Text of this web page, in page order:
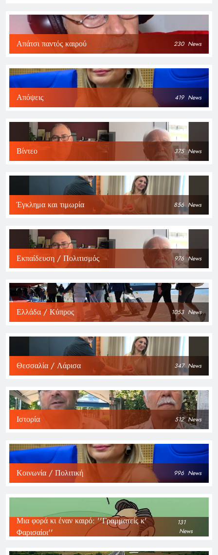
Απάτσι παντός καιρού 230 News
Απόψεις 419 News
Βίντεο 375 News
Έγκλημα και τιμωρία 856 News
Εκπαίδευση / Πολιτισμός 976 News
Ελλάδα / Κύπρος 1053 News
Θεσσαλία / Λάρισα 347 News
Ιστορία 512 News
Κοινωνία / Πολιτική 996 News
Μια φορά κι έναν καιρό: ''Γραμματείς κ'
Φαρισαίοι''
131
News